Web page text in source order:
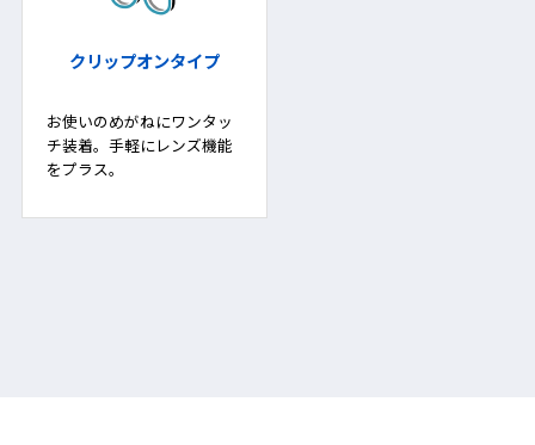
クリップオンタイプ
お使いのめがねにワンタッ
チ装着。手軽にレンズ機能
をプラス。